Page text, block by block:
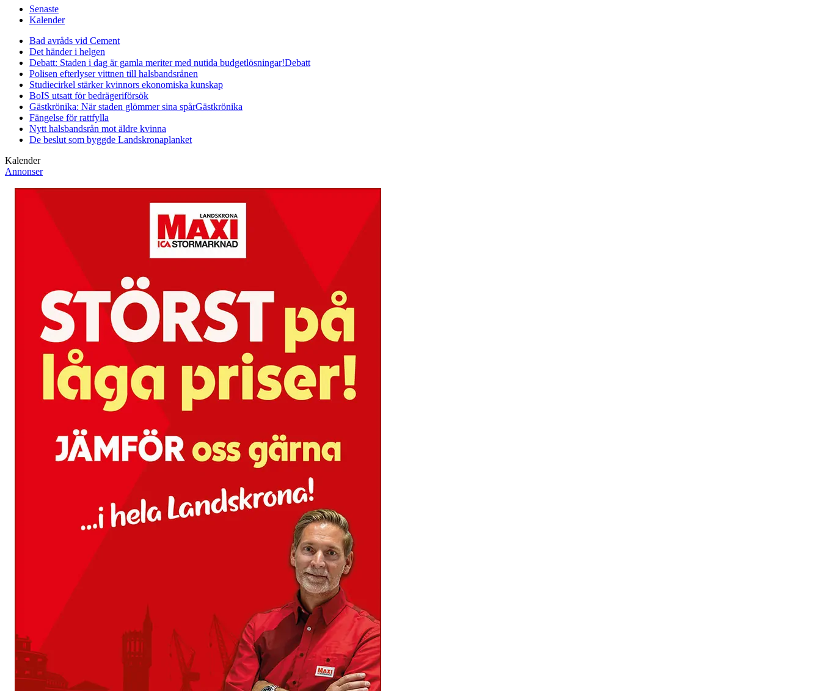
Senaste
Kalender
Bad avråds vid Cement
Det händer i helgen
Debatt: Staden i dag är gamla meriter med nutida budgetlösningar!Debatt
Polisen efterlyser vittnen till halsbandsrånen
Studiecirkel stärker kvinnors ekonomiska kunskap
BoIS utsatt för bedrägeriförsök
Gästkrönika: När staden glömmer sina spårGästkrönika
Fängelse för rattfylla
Nytt halsbandsrån mot äldre kvinna
De beslut som byggde Landskronaplanket
Kalender
Annonser